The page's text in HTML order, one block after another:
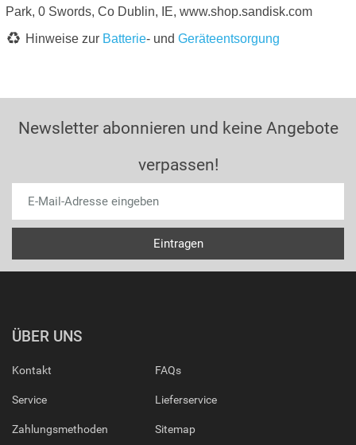
Park, 0 Swords, Co Dublin, IE, www.shop.sandisk.com
Hinweise zur Batterie- und Geräteentsorgung
Newsletter abonnieren und keine Angebote
verpassen!
ÜBER UNS
Kontakt
Service
Zahlungsmethoden
FAQs
Lieferservice
Sitemap